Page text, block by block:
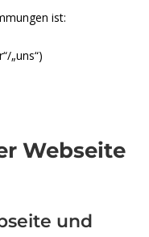
ist:
„uns“)
Webseite
und